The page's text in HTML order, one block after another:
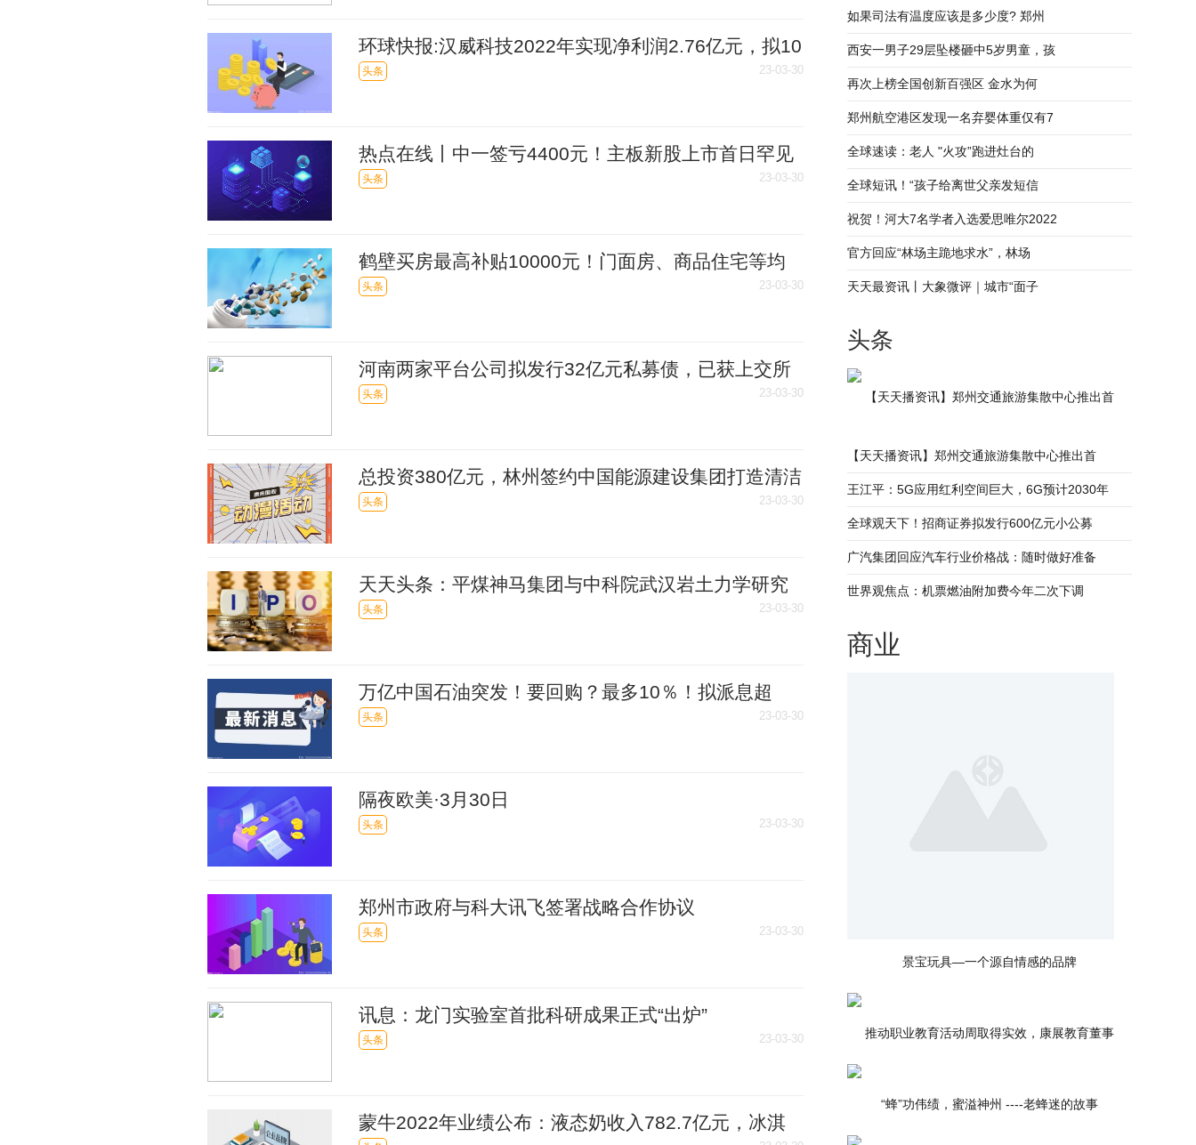
环球快报:汉威科技2022年实现净利润2.76亿元，拟10
派1.2元
头条 23-03-30
热点在线丨中一签亏4400元！主板新股上市首日罕见
破发
头条 23-03-30
鹤壁买房最高补贴10000元！门面房、商品住宅等均
可享受
头条 23-03-30
河南两家平台公司拟发行32亿元私募债，已获上交所
受理
头条 23-03-30
总投资380亿元，林州签约中国能源建设集团打造清洁
能源项目
头条 23-03-30
天天头条：平煤神马集团与中科院武汉岩土力学研究
所、重庆大学签约仪式举行
头条 23-03-30
万亿中国石油突发！要回购？最多10％！拟派息超
400亿元
头条 23-03-30
隔夜欧美·3月30日
头条 23-03-30
郑州市政府与科大讯飞签署战略合作协议
头条 23-03-30
讯息：龙门实验室首批科研成果正式“出炉”
头条 23-03-30
蒙牛2022年业绩公布：液态奶收入782.7亿元，冰淇
如果司法有温度应该是多少度? 郑州
西安一男子29层坠楼砸中5岁男童，孩
再次上榜全国创新百强区 金水为何
郑州航空港区发现一名弃婴体重仅有7
全球速读：老人 "火攻”跑进灶台的
全球短讯！“孩子给离世父亲发短信
祝贺！河大7名学者入选爱思唯尔2022
官方回应“林场主跪地求水”，林场
天天最资讯丨大象微评｜城市“面子
头条
【天天播资讯】郑州交通旅游集散中心推出首
【天天播资讯】郑州交通旅游集散中心推出首
王江平：5G应用红利空间巨大，6G预计2030年
全球观天下！招商证券拟发行600亿元小公募
广汽集团回应汽车行业价格战：随时做好准备
世界观焦点：机票燃油附加费今年二次下调
商业
景宝玩具—一个源自情感的品牌
推动职业教育活动周取得实效，康展教育董事
“蜂”功伟绩，蜜溢神州 ----老蜂迷的故事